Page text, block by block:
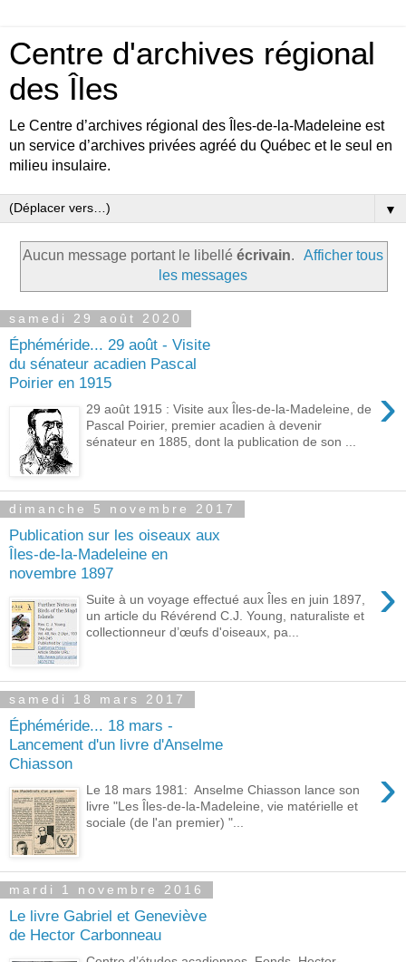
Centre d'archives régional
des Îles
Le Centre d’archives régional des Îles-de-la-Madeleine est
un service d’archives privées agréé du Québec et le seul en
milieu insulaire.
▼
Aucun message portant le libellé écrivain.
Afficher tous
les messages
samedi 29 août 2020
Éphéméride... 29 août - Visite
du sénateur acadien Pascal
Poirier en 1915
›
29 août 1915 : Visite aux Îles-de-la-Madeleine, de
Pascal Poirier, premier acadien à devenir
sénateur en 1885, dont la publication de son ...
dimanche 5 novembre 2017
Publication sur les oiseaux aux
Îles-de-la-Madeleine en
novembre 1897
›
Suite à un voyage effectué aux Îles en juin 1897,
un article du Révérend C.J. Young, naturaliste et
collectionneur d’œufs d'oiseaux, pa...
samedi 18 mars 2017
Éphéméride... 18 mars -
Lancement d'un livre d'Anselme
Chiasson
›
Le 18 mars 1981: Anselme Chiasson lance son
livre "Les Îles-de-la-Madeleine, vie matérielle et
sociale (de l'an premier) "...
mardi 1 novembre 2016
Le livre Gabriel et Geneviève
de Hector Carbonneau